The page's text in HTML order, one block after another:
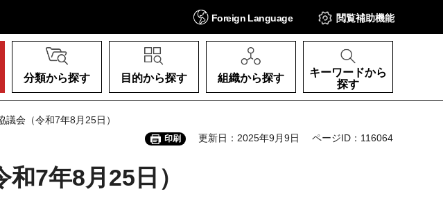
Foreign Language 閲覧補助機能
分類から探す 目的から探す 組織から探す
キーワードから
探す
会（令和7年8月25日）
印刷 更新日：2025年9月9日 ページID：116064
7年8月25日）